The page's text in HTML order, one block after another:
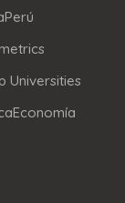
Universities